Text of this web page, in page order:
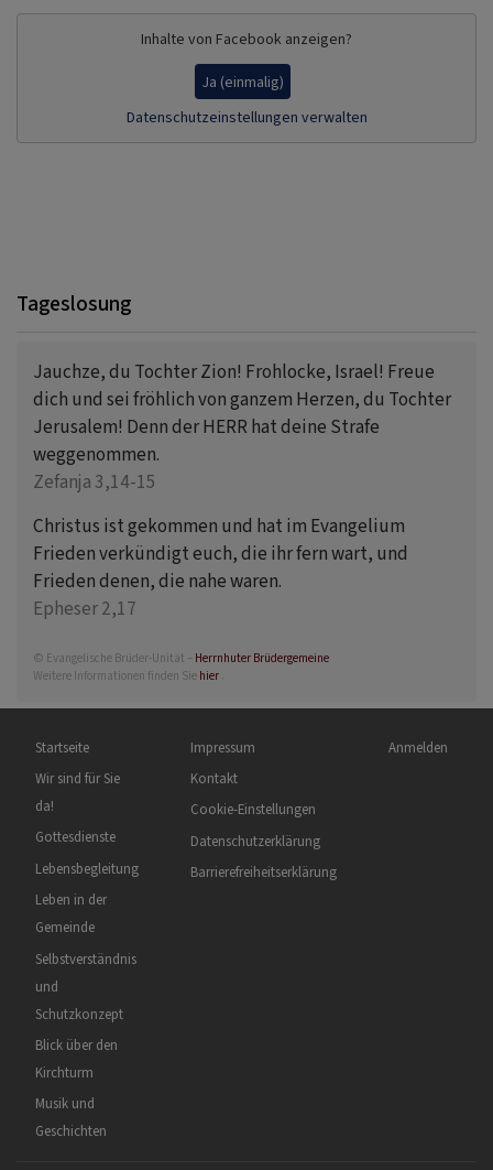
Inhalte von Facebook anzeigen?
Ja (einmalig)
Datenschutzeinstellungen verwalten
Tageslosung
Jauchze, du Tochter Zion! Frohlocke, Israel! Freue
dich und sei fröhlich von ganzem Herzen, du Tochter
Jerusalem! Denn der HERR hat deine Strafe
weggenommen.
Zefanja 3,14-15
Christus ist gekommen und hat im Evangelium
Frieden verkündigt euch, die ihr fern wart, und
Frieden denen, die nahe waren.
Epheser 2,17
© Evangelische Brüder-Unität – Herrnhuter Brüdergemeine
Weitere Informationen finden Sie hier .
Hauptnavigation
Startseite
Wir sind für Sie
da!
Gottesdienste
Lebensbegleitung
Leben in der
Gemeinde
Selbstverständnis
und
Schutzkonzept
Blick über den
Kirchturm
Musik und
Geschichten
Fußbereichsmenü
Impressum
Kontakt
Cookie-Einstellungen
Datenschutzerklärung
Barrierefreiheitserklärung
Benutzermenü
Anmelden